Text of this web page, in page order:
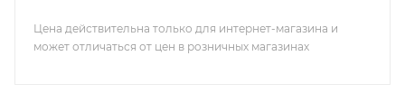
Цена действительна только для интернет-магазина и
может отличаться от цен в розничных магазинах